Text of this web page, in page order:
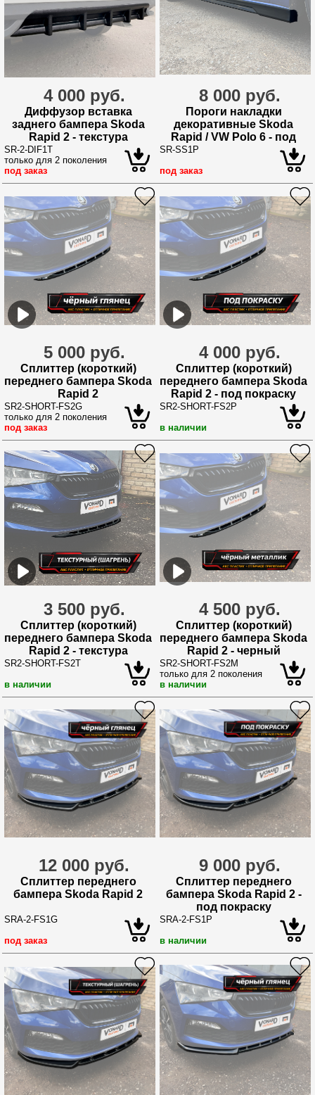
4 000 руб.
Диффузор вставка
заднего бампера Skoda
Rapid 2 - текстура
SR-2-DIF1T
только для 2 поколения
под заказ
8 000 руб.
Пороги накладки
декоративные Skoda
Rapid / VW Polo 6 - под
SR-SS1P
под заказ
5 000 руб.
Сплиттер (короткий)
переднего бампера Skoda
Rapid 2
SR2-SHORT-FS2G
только для 2 поколения
под заказ
4 000 руб.
Сплиттер (короткий)
переднего бампера Skoda
Rapid 2 - под покраску
SR2-SHORT-FS2P
в наличии
3 500 руб.
Сплиттер (короткий)
переднего бампера Skoda
Rapid 2 - текстура
SR2-SHORT-FS2T
в наличии
4 500 руб.
Сплиттер (короткий)
переднего бампера Skoda
Rapid 2 - черный
металлик
SR2-SHORT-FS2M
только для 2 поколения
в наличии
12 000 руб.
Сплиттер переднего
бампера Skoda Rapid 2
SRA-2-FS1G
под заказ
9 000 руб.
Сплиттер переднего
бампера Skoda Rapid 2 -
под покраску
SRA-2-FS1P
в наличии